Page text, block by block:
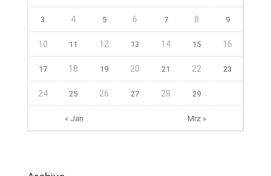
« Jan Mrz »
3 4 5 6 7 8 9
10 11 12 13 14 15 16
17 18 19 20 21 22 23
24 25 26 27 28 29